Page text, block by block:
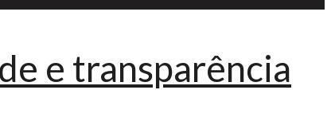
e transparência